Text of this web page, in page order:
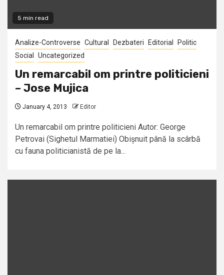
5 min read
Analize-Controverse Cultural Dezbateri Editorial
Politic
Social
Uncategorized
Un remarcabil om printre politicieni
– Jose Mujica
January 4, 2013 Editor
Un remarcabil om printre politicieni Autor: George
Petrovai (Sighetul Marmatiei) Obișnuit până la scârbă
cu fauna politicianistă de pe la...